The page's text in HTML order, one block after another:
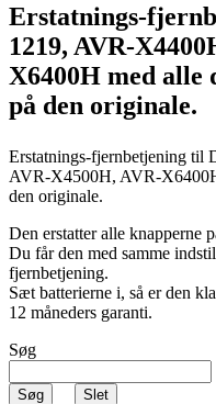
Erstatnings-
1219, AVR-
X6400H med alle
på den originale.
Erstatnings-fjernbetjening til
AVR-X4500H, AVR-
den originale.
Den erstatter alle knapperne
Du får den med samme
fjernbetjening.
Sæt batterierne i, så er den
12 måneders garanti.
Søg